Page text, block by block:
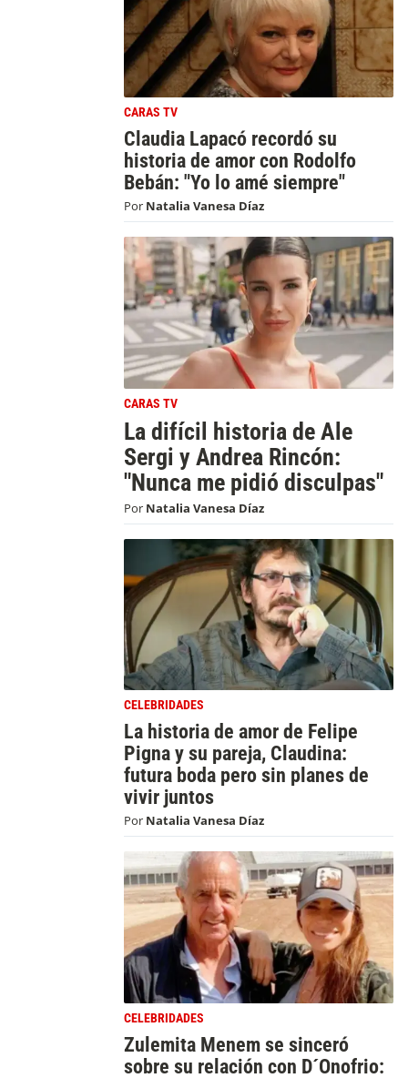
CARAS TV
Claudia Lapacó recordó su
historia de amor con Rodolfo
Bebán: "Yo lo amé siempre"
Por Natalia Vanesa Díaz
CARAS TV
La difícil historia de Ale
Sergi y Andrea Rincón:
"Nunca me pidió disculpas"
Por Natalia Vanesa Díaz
CELEBRIDADES
La historia de amor de Felipe
Pigna y su pareja, Claudina:
futura boda pero sin planes de
vivir juntos
Por Natalia Vanesa Díaz
CELEBRIDADES
Zulemita Menem se sinceró
sobre su relación con D´Onofrio: